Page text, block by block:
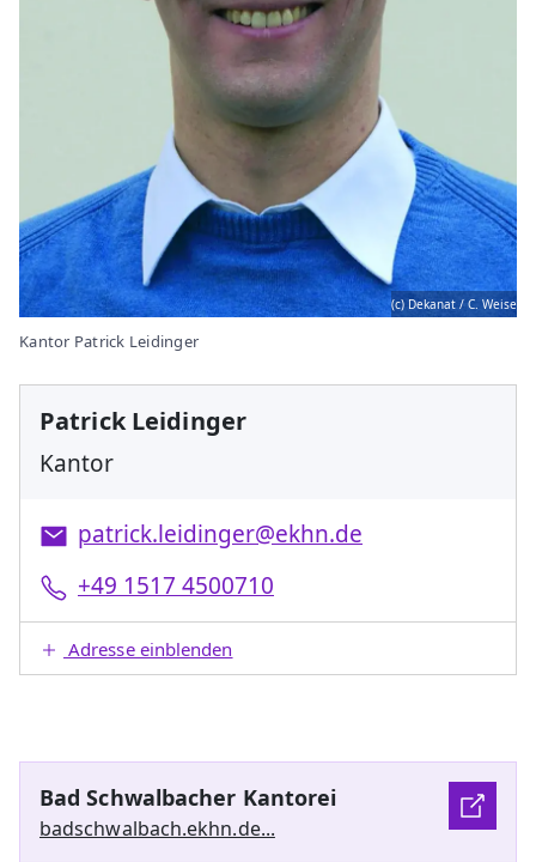
(c) Dekanat / C. Weise
Kantor Patrick Leidinger
Patrick Leidinger
Kantor
patrick.leidinger@ekhn.de
+49 1517 4500710
Adresse einblenden
Bad Schwalbacher Kantorei
badschwalbach.ekhn.de...